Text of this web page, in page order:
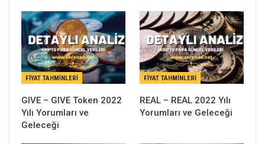
FIYAT TAHMINLERI
GIVE – GIVE Token 2022
Yılı Yorumları ve
Geleceği
FIYAT TAHMINLERI
REAL – REAL 2022 Yılı
Yorumları ve Geleceği